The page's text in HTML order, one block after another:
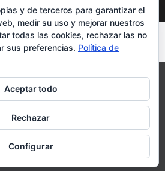
Política de cookies
2020. Todos los derechos
reservados.
y de terceros para garantizar el
medir su uso y mejorar nuestros
todas las cookies, rechazar las no
sus preferencias. Política de
Aceptar todo
Rechazar
Configurar